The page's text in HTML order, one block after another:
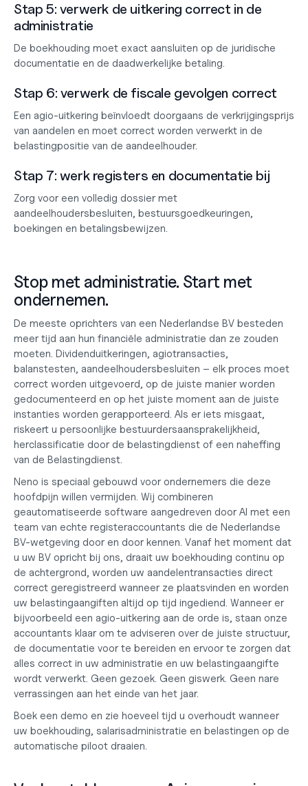
Stap 5: verwerk de uitkering correct in de
administratie
De boekhouding moet exact aansluiten op de juridische
documentatie en de daadwerkelijke betaling.
Stap 6: verwerk de fiscale gevolgen correct
Een agio-uitkering beïnvloedt doorgaans de verkrijgingsprijs
van aandelen en moet correct worden verwerkt in de
belastingpositie van de aandeelhouder.
Stap 7: werk registers en documentatie bij
Zorg voor een volledig dossier met
aandeelhoudersbesluiten, bestuursgoedkeuringen,
boekingen en betalingsbewijzen.
Stop met administratie. Start met
ondernemen.
De meeste oprichters van een Nederlandse BV besteden
meer tijd aan hun financiële administratie dan ze zouden
moeten. Dividenduitkeringen, agiotransacties,
balanstesten, aandeelhoudersbesluiten – elk proces moet
correct worden uitgevoerd, op de juiste manier worden
gedocumenteerd en op het juiste moment aan de juiste
instanties worden gerapporteerd. Als er iets misgaat,
riskeert u persoonlijke bestuurdersaansprakelijkheid,
herclassificatie door de belastingdienst of een naheffing
van de Belastingdienst.
Neno is speciaal gebouwd voor ondernemers die deze
hoofdpijn willen vermijden. Wij combineren
geautomatiseerde software aangedreven door AI met een
team van echte registeraccountants die de Nederlandse
BV-wetgeving door en door kennen. Vanaf het moment dat
u uw BV opricht bij ons, draait uw boekhouding continu op
de achtergrond, worden uw aandelentransacties direct
correct geregistreerd wanneer ze plaatsvinden en worden
uw belastingaangiften altijd op tijd ingediend. Wanneer er
bijvoorbeeld een agio-uitkering aan de orde is, staan onze
accountants klaar om te adviseren over de juiste structuur,
de documentatie voor te bereiden en ervoor te zorgen dat
alles correct in uw administratie en uw belastingaangifte
wordt verwerkt. Geen gezoek. Geen giswerk. Geen nare
verrassingen aan het einde van het jaar.
Boek een demo en zie hoeveel tijd u overhoudt wanneer
uw boekhouding, salarisadministratie en belastingen op de
automatische piloot draaien.